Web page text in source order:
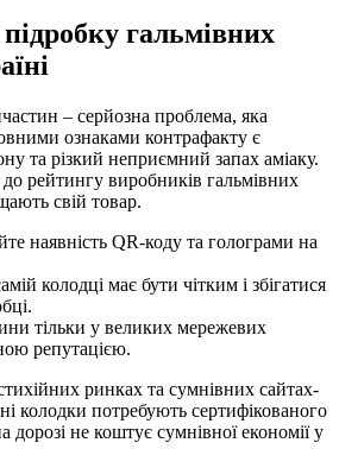
гальмівних
– серйозна проблема, яка
ознаками контрафакту є
та різкий неприємний запах аміаку.
рейтингу виробників гальмівних
свій товар.
наявність QR-коду та голограми на
колодці має бути чітким і збігатися
тільки у великих мережевих
репутацією.
ринках та сумнівних сайтах-
колодки потребують сертифікованого
дорозі не коштує сумнівної економії у